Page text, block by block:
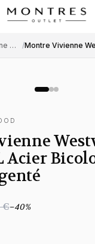
Montre Vivienne Westwood femme /
Acier
€−40%